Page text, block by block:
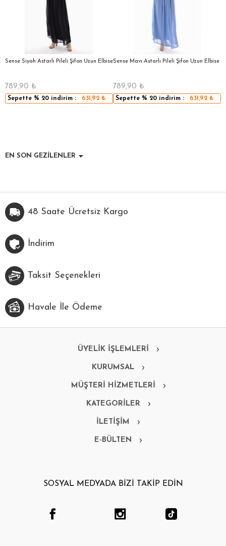
Sense Siyah Astarlı Pileli Şifon Uzun Elbise
789,90 ₺
Sepette % 20 indirim : 631,92₺
Sense Mavı Astarlı Pileli Şifon Uzun Elbise
789,90 ₺
Sepette % 20 indirim : 631,92₺
EN SON GEZİLENLER
48 Saate Ücretsiz Kargo
İndirim
Taksit Seçenekleri
Havale İle Ödeme
ÜYELİK İŞLEMLERİ
KURUMSAL
MÜŞTERİ HİZMETLERİ
KATEGORİLER
İLETİŞİM
E-BÜLTEN
SOSYAL MEDYADA BİZİ TAKİP EDİN